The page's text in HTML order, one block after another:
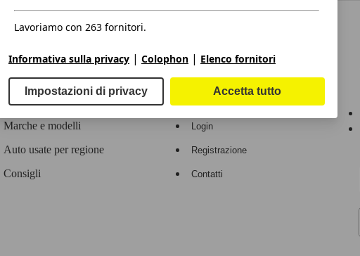
Contatti
Marche e modelli
Auto usate per regione
Consigli
Area rivenditori
Login
Registrazione
Contatti
Lavoriamo con 263 fornitori.
Informativa sulla privacy | Colophon | Elenco fornitori
Impostazioni di privacy Accetta tutto